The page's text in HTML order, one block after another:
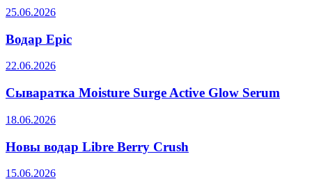
25.06.2026
Водар Epic
22.06.2026
Сываратка Moisture Surge Active Glow Serum
18.06.2026
Новы водар Libre Berry Crush
15.06.2026